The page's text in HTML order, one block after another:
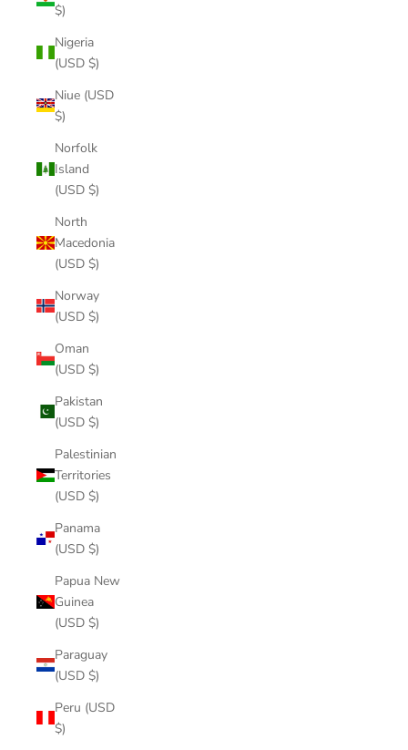
$)
Nigeria
(USD $)
Niue (USD
$)
Norfolk
Island
(USD $)
North
Macedonia
(USD $)
Norway
(USD $)
Oman
(USD $)
Pakistan
(USD $)
Palestinian
Territories
(USD $)
Panama
(USD $)
Papua New
Guinea
(USD $)
Paraguay
(USD $)
Peru (USD
$)